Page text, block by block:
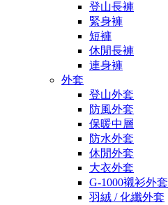
登山長褲
緊身褲
短褲
休閒長褲
連身褲
外套
登山外套
防風外套
保暖中層
防水外套
休閒外套
大衣外套
G-1000襯衫外套
羽絨 / 化纖外套